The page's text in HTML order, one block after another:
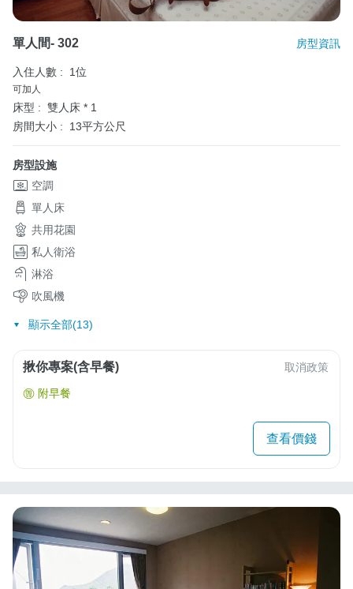
單人間- 302 房型資訊
入住人數 : 1位
可加人
床型 : 雙人床 * 1
房間大小 :
13平方公尺
房型設施
空調
單人床
共用花園
私人衛浴
淋浴
吹風機
顯示全部(13)
揪你專案(含早餐) 取消政策
附早餐
查看價錢